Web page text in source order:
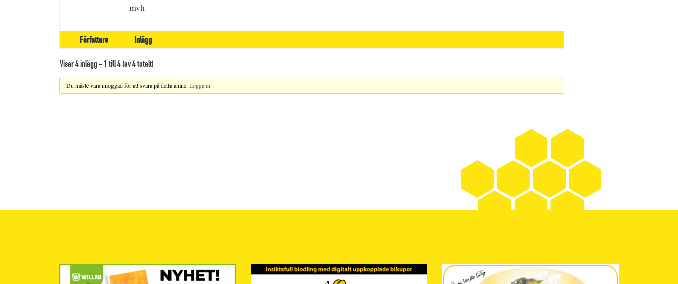
mvh
Författare Inlägg
Visar 4 inlägg - 1 till 4 (av 4 totalt)
Du måste vara inloggad för att svara på detta ämne. Logga in